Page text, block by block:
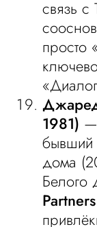
связь
просто
1981) —
бывший
дома
Partners